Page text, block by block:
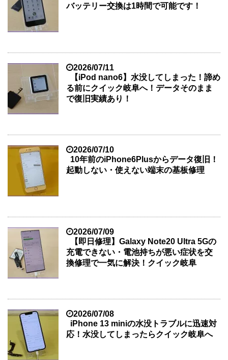
バッテリー交換は1時間で可能です！
2026/07/11
【iPod nano6】水没してしまった！諦め
る前にクイック岐阜へ！データそのまま
で復旧実績あり！
2026/07/10
10年前のiPhone6Plusからデータ復旧！
起動しない・使えない端末の基板修理
2026/07/09
【即日修理】Galaxy Note20 Ultra 5Gの
充電できない・電池持ちが悪い症状を交
換修理で一気に解決！クイック岐阜
2026/07/08
iPhone 13 miniの水没トラブルに迅速対
応！水没してしまったらクイック岐阜へ